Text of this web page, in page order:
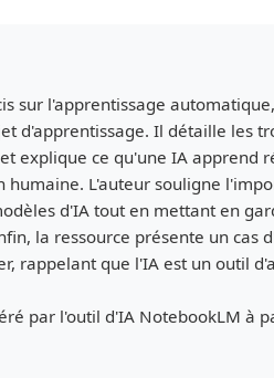
sur l'apprentissage
d'apprentissage. Il détaille les
explique ce qu'une IA apprend
humaine. L'auteur souligne
d'IA tout en mettant en
la ressource présente un
rappelant que l'IA est un outil
par l'outil d'IA NotebookLM à